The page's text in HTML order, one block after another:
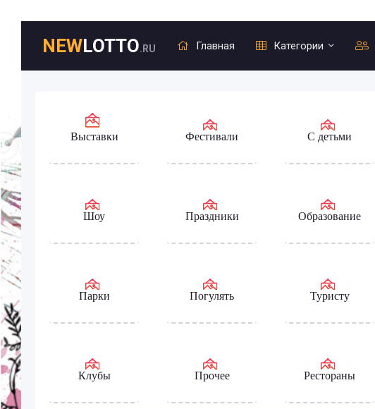
NEWLOTTO.RU Главная Категории
Выставки Фестивали С детьми
Шоу Праздники Образование
Парки Погулять Туристу
Клубы Прочее Рестораны